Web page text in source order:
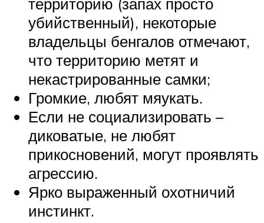
убийственный), некоторые
владельцы бенгалов отмечают,
что территорию метят и
некастрированные самки;
Громкие, любят мяукать.
Если не социализировать –
диковатые, не любят
прикосновений, могут проявлять
агрессию.
Ярко выраженный охотничий
инстинкт.